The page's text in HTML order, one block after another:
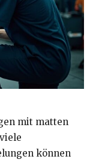
mit matten
können